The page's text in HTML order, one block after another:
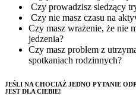
Czy prowadzisz siedzący
Czy nie masz czasu na
Czy masz wrażenie, że nie
jedzenia?
Czy masz problem z
spotkaniach rodzinnych?
JEŚLI NA CHOCIAŻ JEDNO PYTANIE
JEST DLA CIEBIE!